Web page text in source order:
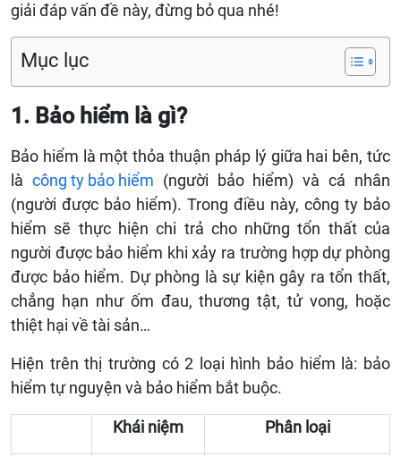
giải đáp vấn đề này, đừng bỏ qua nhé!
Mục lục
1. Bảo hiểm là gì?
Bảo hiểm là một thỏa thuận pháp lý giữa hai bên, tức
là công ty bảo hiểm (người bảo hiểm) và cá nhân
(người được bảo hiểm). Trong điều này, công ty bảo
hiểm sẽ thực hiện chi trả cho những tổn thất của
người được bảo hiểm khi xảy ra trường hợp dự phòng
được bảo hiểm. Dự phòng là sự kiện gây ra tổn thất,
chẳng hạn như ốm đau, thương tật, tử vong, hoặc
thiệt hại về tài sản…
Hiện trên thị trường có 2 loại hình bảo hiểm là: bảo
hiểm tự nguyện và bảo hiểm bắt buộc.
Khái niệm Phân loại